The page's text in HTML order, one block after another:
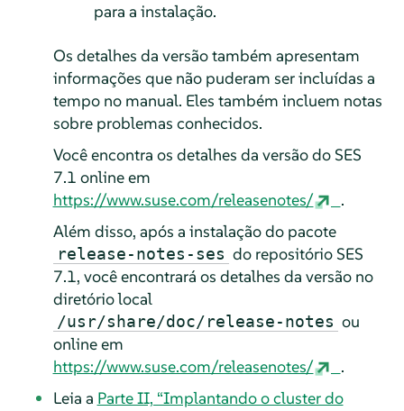
para a instalação.
Os detalhes da versão também apresentam
informações que não puderam ser incluídas a
tempo no manual. Eles também incluem notas
sobre problemas conhecidos.
Você encontra os detalhes da versão do SES
7.1 online em
https://www.suse.com/releasenotes/
.
Além disso, após a instalação do pacote
release-notes-ses do repositório SES
7.1, você encontrará os detalhes da versão no
diretório local
/usr/share/doc/release-notes ou
online em
https://www.suse.com/releasenotes/
.
Leia a Parte II, “Implantando o cluster do